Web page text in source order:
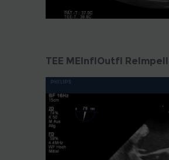
TEE MEInflOutfl